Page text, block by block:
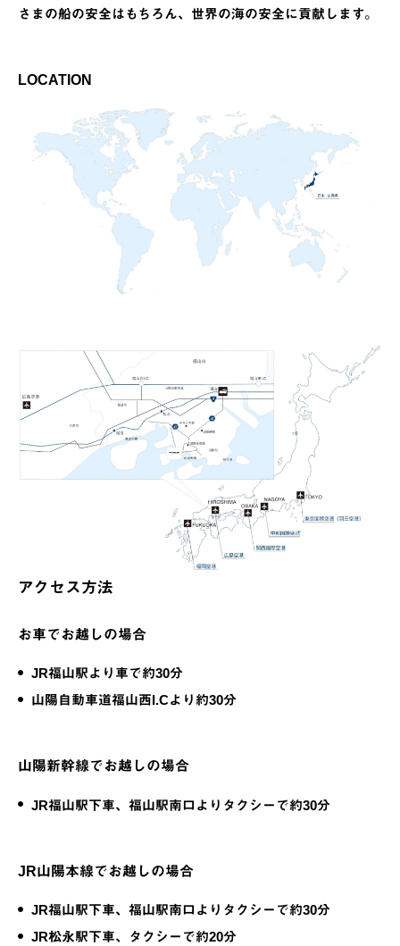
さまの船の安全はもちろん、世界の海の安全に貢献します。
LOCATION
アクセス方法
お車でお越しの場合
JR福山駅より車で約30分
山陽自動車道福山西I.Cより約30分
山陽新幹線でお越しの場合
JR福山駅下車、福山駅南口よりタクシーで約30分
JR山陽本線でお越しの場合
JR福山駅下車、福山駅南口よりタクシーで約30分
JR松永駅下車、タクシーで約20分